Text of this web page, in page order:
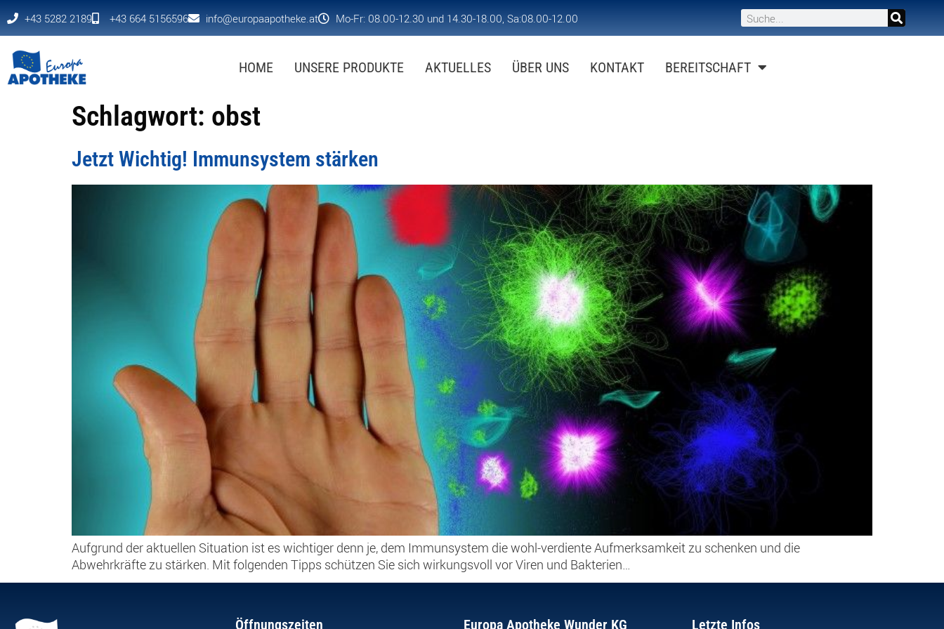
+43 5282 2189 +43 664 5156596 info@europaapotheke.at Mo-Fr: 08.00-12.30 und 14.30-18.00, Sa:08.00-12.00
HOME UNSERE PRODUKTE AKTUELLES ÜBER UNS KONTAKT BEREITSCHAFT
Schlagwort: obst
Jetzt Wichtig! Immunsystem stärken
Aufgrund der aktuellen Situation ist es wichtiger denn je, dem Immunsystem die wohl-verdiente Aufmerksamkeit zu schenken und die
Abwehrkräfte zu stärken. Mit folgenden Tipps schützen Sie sich wirkungsvoll vor Viren und Bakterien…
Öffnungszeiten Europa Apotheke Wunder KG Letzte Infos